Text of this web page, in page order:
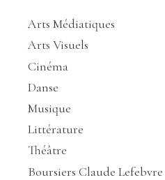
Arts Médiatiques
Arts Visuels
Cinéma
Danse
Musique
Littérature
Théâtre
Boursiers Claude Lefebvre